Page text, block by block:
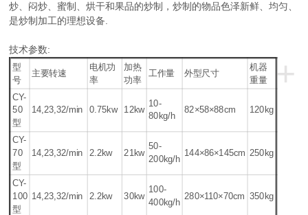
炒、闷炒、蜜制、烘干和果品的炒制，炒制的物品色泽新鲜、均匀、
是炒制加工的理想设备.
技术参数:
+
型
号
主要转速
电机功
率
加热
功率
工作量 外型尺寸
机器
重量
CY-
50
型
14,23,32/min 0.75kw 12kw
10-
80kg/h
82×58×88cm 120kg
CY-
70
型
14,23,32/min 2.2kw 21kw
50-
200kg/h
144×86×145cm 250kg
CY-
100
型
14,23,32/min 2.2kw 30kw
100-
400kg/h
280×110×70cm 350kg